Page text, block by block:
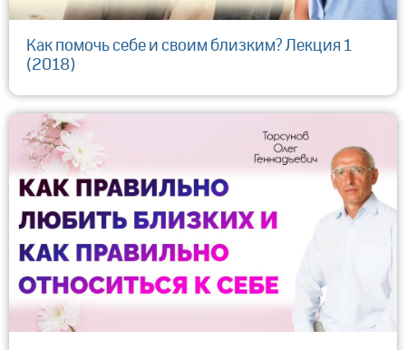
Как помочь себе и своим близким? Лекция 1
(2018)